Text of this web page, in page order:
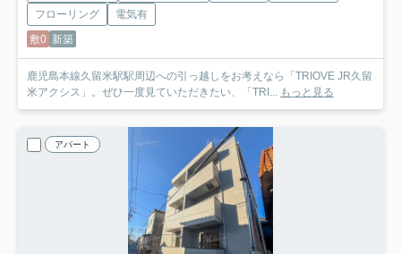
フローリング
電気有
敷0 新築
鹿児島本線久留米駅駅周辺への引っ越しをお考えなら「TRIOVE JR久留
米アクシス」。ぜひ一度見ていただきたい、「TRI... もっと見る
アパート